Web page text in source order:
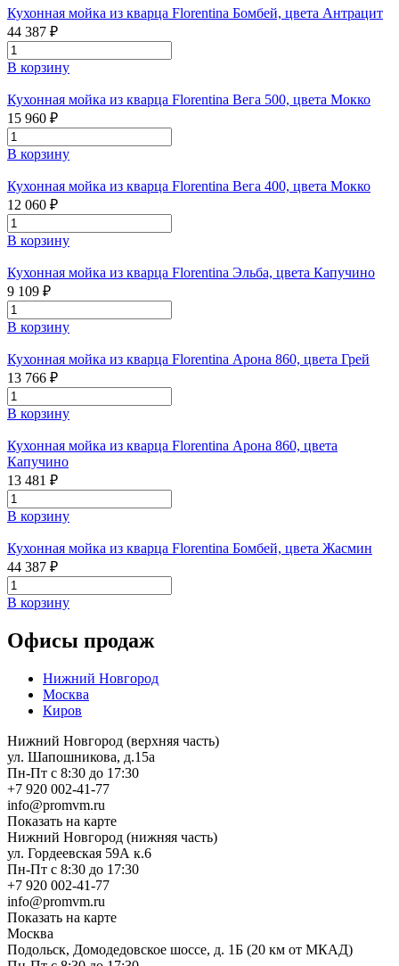
Кухонная мойка из кварца Florentina Бомбей, цвета Антрацит
44 387 ₽
В корзину
Кухонная мойка из кварца Florentina Вега 500, цвета Мокко
15 960 ₽
В корзину
Кухонная мойка из кварца Florentina Вега 400, цвета Мокко
12 060 ₽
В корзину
Кухонная мойка из кварца Florentina Эльба, цвета Капучино
9 109 ₽
В корзину
Кухонная мойка из кварца Florentina Арона 860, цвета Грей
13 766 ₽
В корзину
Кухонная мойка из кварца Florentina Арона 860, цвета
Капучино
13 481 ₽
В корзину
Кухонная мойка из кварца Florentina Бомбей, цвета Жасмин
44 387 ₽
В корзину
Офисы продаж
Нижний Новгород
Москва
Киров
Нижний Новгород (верхняя часть)
ул. Шапошникова, д.15а
Пн-Пт с 8:30 до 17:30
+7 920 002-41-77
info@promvm.ru
Показать на карте
Нижний Новгород (нижняя часть)
ул. Гордеевская 59А к.6
Пн-Пт с 8:30 до 17:30
+7 920 002-41-77
info@promvm.ru
Показать на карте
Москва
Подольск, Домодедовское шоссе, д. 1Б (20 км от МКАД)